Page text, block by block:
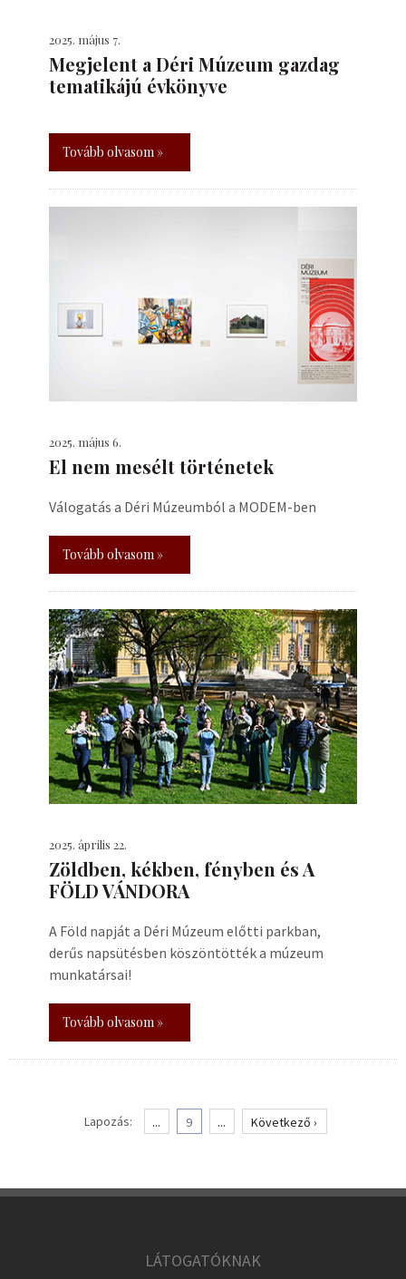
2025. május 7.
Megjelent a Déri Múzeum gazdag
tematikájú évkönyve
Tovább olvasom »
2025. május 6.
El nem mesélt történetek
Válogatás a Déri Múzeumból a MODEM-ben
Tovább olvasom »
2025. április 22.
Zöldben, kékben, fényben és A
FÖLD VÁNDORA
A Föld napját a Déri Múzeum előtti parkban,
derűs napsütésben köszöntötték a múzeum
munkatársai!
Tovább olvasom »
Lapozás: ... 9 ... Következő ›
LÁTOGATÓKNAK